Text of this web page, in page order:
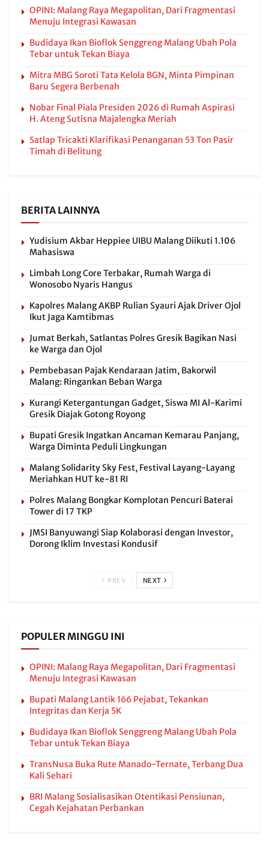
OPINI: Malang Raya Megapolitan, Dari Fragmentasi
Menuju Integrasi Kawasan
Budidaya Ikan Bioflok Senggreng Malang Ubah Pola
Tebar untuk Tekan Biaya
Mitra MBG Soroti Tata Kelola BGN, Minta Pimpinan
Baru Segera Berbenah
Nobar Final Piala Presiden 2026 di Rumah Aspirasi
H. Ateng Sutisna Majalengka Meriah
Satlap Tricakti Klarifikasi Penanganan 53 Ton Pasir
Timah di Belitung
BERITA LAINNYA
Yudisium Akbar Heppiee UIBU Malang Diikuti 1.106
Mahasiswa
Limbah Long Core Terbakar, Rumah Warga di
Wonosobo Nyaris Hangus
Kapolres Malang AKBP Rulian Syauri Ajak Driver Ojol
Ikut Jaga Kamtibmas
Jumat Berkah, Satlantas Polres Gresik Bagikan Nasi
ke Warga dan Ojol
Pembebasan Pajak Kendaraan Jatim, Bakorwil
Malang: Ringankan Beban Warga
Kurangi Ketergantungan Gadget, Siswa MI Al-Karimi
Gresik Diajak Gotong Royong
Bupati Gresik Ingatkan Ancaman Kemarau Panjang,
Warga Diminta Peduli Lingkungan
Malang Solidarity Sky Fest, Festival Layang-Layang
Meriahkan HUT ke-81 RI
Polres Malang Bongkar Komplotan Pencuri Baterai
Tower di 17 TKP
JMSI Banyuwangi Siap Kolaborasi dengan Investor,
Dorong Iklim Investasi Kondusif
PREV NEXT
POPULER MINGGU INI
OPINI: Malang Raya Megapolitan, Dari Fragmentasi
Menuju Integrasi Kawasan
Bupati Malang Lantik 166 Pejabat, Tekankan
Integritas dan Kerja 5K
Budidaya Ikan Bioflok Senggreng Malang Ubah Pola
Tebar untuk Tekan Biaya
TransNusa Buka Rute Manado-Ternate, Terbang Dua
Kali Sehari
BRI Malang Sosialisasikan Otentikasi Pensiunan,
Cegah Kejahatan Perbankan